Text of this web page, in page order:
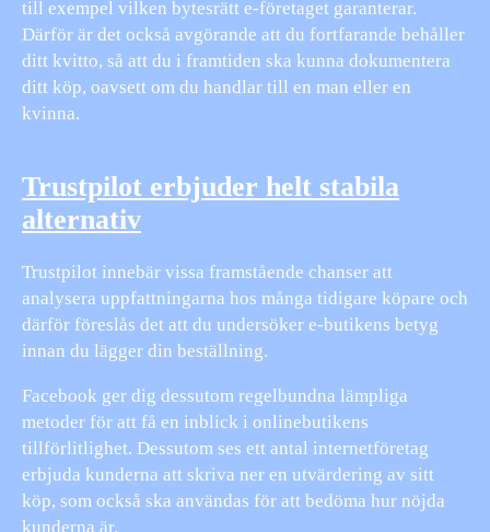
till exempel vilken bytesrätt e-företaget garanterar.
Därför är det också avgörande att du fortfarande behåller
ditt kvitto, så att du i framtiden ska kunna dokumentera
ditt köp, oavsett om du handlar till en man eller en
kvinna.
Trustpilot erbjuder helt stabila
alternativ
Trustpilot innebär vissa framstående chanser att
analysera uppfattningarna hos många tidigare köpare och
därför föreslås det att du undersöker e-butikens betyg
innan du lägger din beställning.
Facebook ger dig dessutom regelbundna lämpliga
metoder för att få en inblick i onlinebutikens
tillförlitlighet. Dessutom ses ett antal internetföretag
erbjuda kunderna att skriva ner en utvärdering av sitt
köp, som också ska användas för att bedöma hur nöjda
kunderna är.